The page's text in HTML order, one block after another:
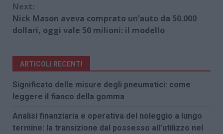
Next:
Nick Mason aveva comprato un’auto da 50.000
dollari, oggi vale 50 milioni: il modello
ARTICOLI RECENTI
Significato delle misure degli pneumatici: come
leggere il fianco della gomma
Analisi finanziaria e operativa del noleggio a lungo
termine: la transizione dal possesso all’utilizzo nel